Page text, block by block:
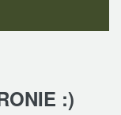
:)